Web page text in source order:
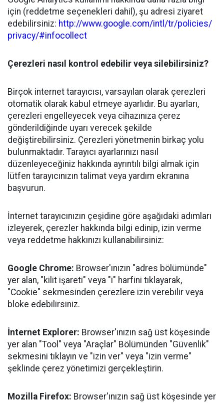
için (reddetme seçenekleri dahil), şu adresi ziyaret
edebilirsiniz: http://www.google.com/intl/tr/policies/
privacy/#infocollect
Çerezleri nasıl kontrol edebilir veya silebilirsiniz?
Birçok internet tarayıcısı, varsayılan olarak çerezleri
otomatik olarak kabul etmeye ayarlıdır. Bu ayarları,
çerezleri engelleyecek veya cihazınıza çerez
gönderildiğinde uyarı verecek şekilde
değiştirebilirsiniz. Çerezleri yönetmenin birkaç yolu
bulunmaktadır. Tarayıcı ayarlarınızı nasıl
düzenleyeceğiniz hakkında ayrıntılı bilgi almak için
lütfen tarayıcınızın talimat veya yardım ekranına
başvurun.
İnternet tarayıcınızın çeşidine göre aşağıdaki adımları
izleyerek, çerezler hakkında bilgi edinip, izin verme
veya reddetme hakkınızı kullanabilirsiniz:
Google Chrome: Browser'ınızın "adres bölümünde"
yer alan, "kilit işareti" veya "i" harfini tıklayarak,
"Cookie" sekmesinden çerezlere izin verebilir veya
bloke edebilirsiniz.
İnternet Explorer: Browser'ınızın sağ üst köşesinde
yer alan "Tool" veya "Araçlar" Bölümünden "Güvenlik"
sekmesini tıklayın ve "izin ver" veya "izin verme"
şeklinde çerez yönetimizi gerçekleştirin.
Mozilla Firefox: Browser'ınızın sağ üst köşesinde yer